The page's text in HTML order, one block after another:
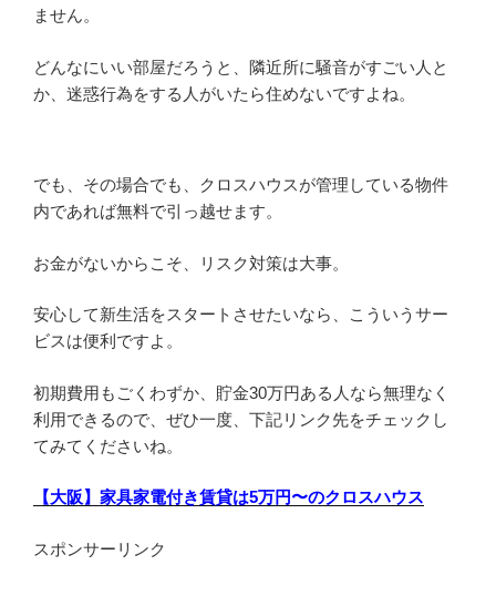
ません。
どんなにいい部屋だろうと、隣近所に騒音がすごい人と
か、迷惑行為をする人がいたら住めないですよね。
でも、その場合でも、クロスハウスが管理している物件
内であれば無料で引っ越せます。
お金がないからこそ、リスク対策は大事。
安心して新生活をスタートさせたいなら、こういうサー
ビスは便利ですよ。
初期費用もごくわずか、貯金30万円ある人なら無理なく
利用できるので、ぜひ一度、下記リンク先をチェックし
てみてくださいね。
【大阪】家具家電付き賃貸は5万円〜のクロスハウス
スポンサーリンク